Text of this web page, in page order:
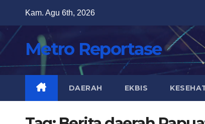
content
Kam. Agu 6th, 2026
Metro Reportase
DAERAH EKBIS